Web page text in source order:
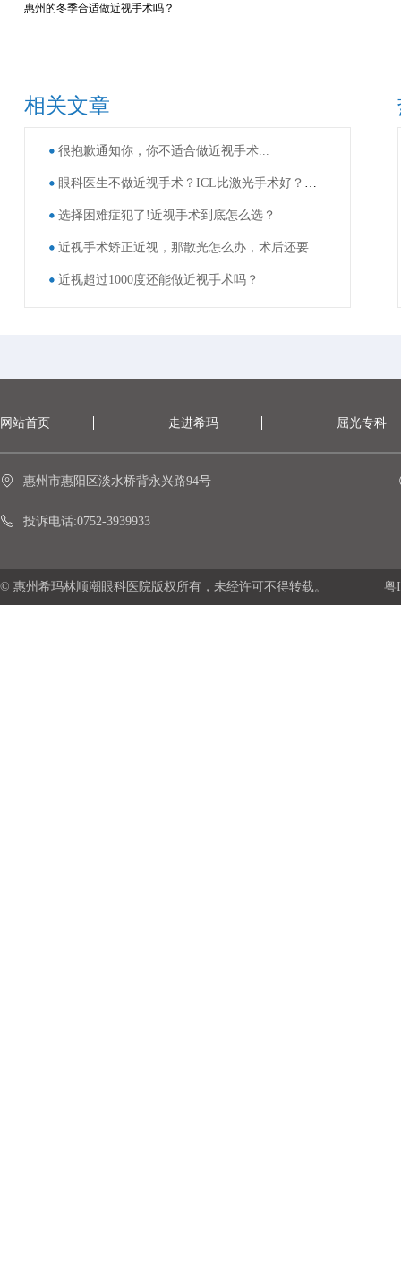
惠州的冬季合适做近视手术吗？
相关文章
很抱歉通知你，你不适合做近视手术...
眼科医生不做近视手术？ICL比激光手术好？这些近视手术谣言，别再信了！
选择困难症犯了!近视手术到底怎么选？
近视手术矫正近视，那散光怎么办，术后还要戴眼镜吗？
近视超过1000度还能做近视手术吗？
网站首页 走进希玛 屈光专科
惠州市惠阳区淡水桥背永兴路94号
投诉电话:0752-3939933
© 惠州希玛林顺潮眼科医院版权所有，未经许可不得转载。 粤